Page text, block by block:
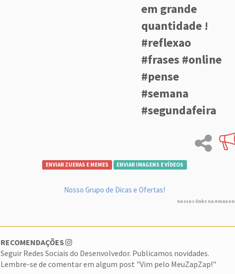
em grande
quantidade !
#reflexao
#frases #online
#pense
#semana
#segundafeira
ENVIAR ZUERAS E MEMES ENVIAR IMAGENS E VÍDEOS
Nosso Grupo de Dicas e Ofertas!
nossos links na Amazon
RECOMENDAÇÕES
Seguir Redes Sociais do Desenvolvedor. Publicamos novidades.
Lembre-se de comentar em algum post "Vim pelo MeuZapZap!"